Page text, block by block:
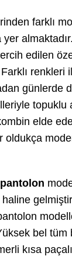
farklı
yer
edilen
renkleri
günlerde
topuklu
elde
oldukça
haline
bel
kısa